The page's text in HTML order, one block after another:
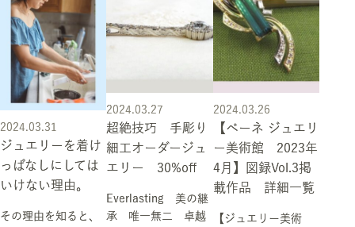
2024.03.31
ジュエリーを着け
っぱなしにしては
いけない理由。
その理由を知ると、
2024.03.27
超絶技巧 手彫り
細工オーダージュ
エリー 30%off
Everlasting 美の継
承 唯一無二 卓越
2024.03.26
【ベーネ ジュエリ
ー美術館 2023年
4月】図録Vol.3掲
載作品 詳細一覧
【ジュエリー美術